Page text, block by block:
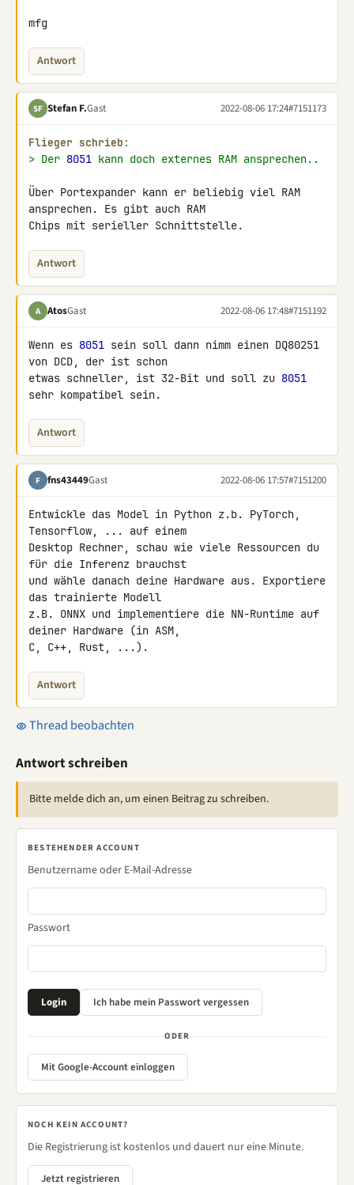
mfg
Antwort
SF Stefan F.Gast 2022-08-06 17:24#7151173
Flieger schrieb:
> Der 8051 kann doch externes RAM ansprechen..
Über Portexpander kann er beliebig viel RAM
ansprechen. Es gibt auch RAM
Chips mit serieller Schnittstelle.
Antwort
A AtosGast 2022-08-06 17:48#7151192
Wenn es 8051 sein soll dann nimm einen DQ80251
von DCD, der ist schon
etwas schneller, ist 32-Bit und soll zu 8051
sehr kompatibel sein.
Antwort
F fns43449Gast 2022-08-06 17:57#7151200
Entwickle das Model in Python z.b. PyTorch,
Tensorflow, ... auf einem
Desktop Rechner, schau wie viele Ressourcen du
für die Inferenz brauchst
und wähle danach deine Hardware aus. Exportiere
das trainierte Modell
z.B. ONNX und implementiere die NN-Runtime auf
deiner Hardware (in ASM,
C, C++, Rust, ...).
Antwort
Thread beobachten
Antwort schreiben
Bitte melde dich an, um einen Beitrag zu schreiben.
BESTEHENDER ACCOUNT
Benutzername oder E-Mail-Adresse
Passwort
ODER
Mit Google-Account einloggen
NOCH KEIN ACCOUNT?
Die Registrierung ist kostenlos und dauert nur eine Minute.
Jetzt registrieren